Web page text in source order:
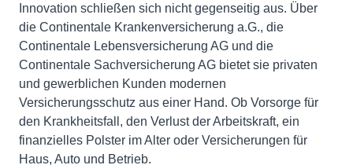
Innovation schließen sich nicht gegenseitig aus. Über
die Continentale Krankenversicherung a.G., die
Continentale Lebensversicherung AG und die
Continentale Sachversicherung AG bietet sie privaten
und gewerblichen Kunden modernen
Versicherungsschutz aus einer Hand. Ob Vorsorge für
den Krankheitsfall, den Verlust der Arbeitskraft, ein
finanzielles Polster im Alter oder Versicherungen für
Haus, Auto und Betrieb.